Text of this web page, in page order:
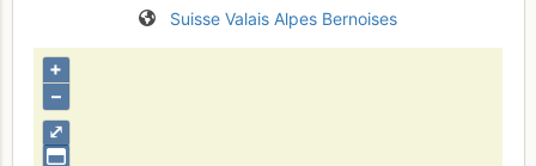
Suisse Valais Alpes Bernoises
⤢
+
–